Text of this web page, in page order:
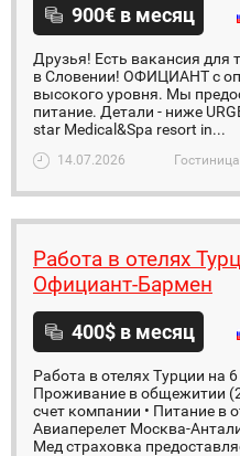
900€ в месяц
Друзья! Есть вакансия для
в Словении! ОФИЦИАНТ с
высокого уровня. Мы
питание. Детали - ниже
star Medical&Spa resort in...
14.07.2026
Работа в отелях
Официант-Бармен
400$ в месяц
Работа в отелях Турции на
Проживание в общежитии
счет компании • Питание в
Авиаперелет Москва-
Мед страховка